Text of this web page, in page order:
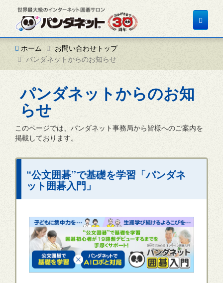
Toggle
ホーム
お問い合わせトップ
パンダネットからのお知らせ
パンダネットからのお知
らせ
このページでは、パンダネット事務局から皆様へのご案内を
掲載しております。
“公文囲碁”で基礎を学習「パンダネ
ット囲碁入門」